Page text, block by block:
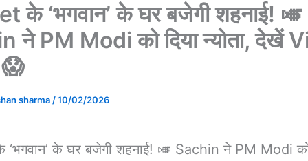
के ‘भगवान’ के घर बजेगी शहनाई! 🎺
ने PM Modi को दिया न्योता, देखें
sharma /10/02/2026
के घर बजेगी शहनाई! 🎺 Sachin ने PM Modi को